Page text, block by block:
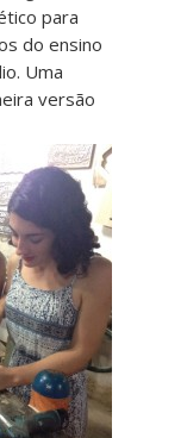
para
do ensino
Uma
versão